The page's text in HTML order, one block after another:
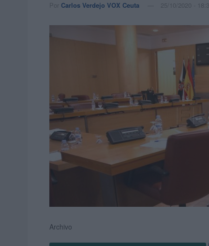
Por Carlos Verdejo VOX Ceuta 25/10/2020 - 18:30
Archivo